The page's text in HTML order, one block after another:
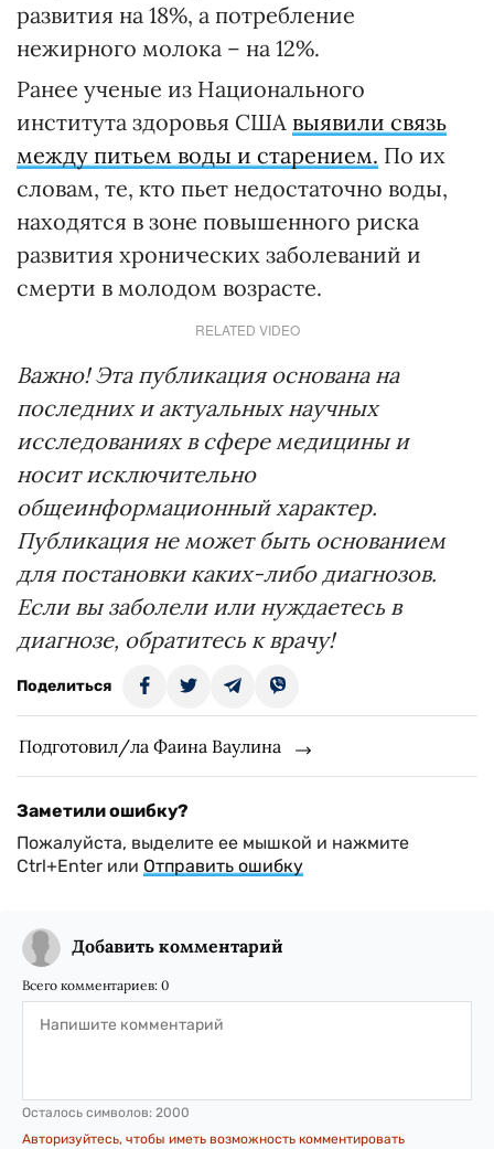
развития на 18%, а потребление
нежирного молока – на 12%.
Ранее ученые из Национального
института здоровья США выявили связь
между питьем воды и старением. По их
словам, те, кто пьет недостаточно воды,
находятся в зоне повышенного риска
развития хронических заболеваний и
смерти в молодом возрасте.
RELATED VIDEO
Важно! Эта публикация основана на
последних и актуальных научных
исследованиях в сфере медицины и
носит исключительно
общеинформационный характер.
Публикация не может быть основанием
для постановки каких-либо диагнозов.
Если вы заболели или нуждаетесь в
диагнозе, обратитесь к врачу!
Поделиться
Подготовил/ла Фаина Ваулина
Заметили ошибку?
Пожалуйста, выделите ее мышкой и нажмите
Ctrl+Enter или Отправить ошибку
Добавить комментарий
Всего комментариев: 0
Осталось символов: 2000
Авторизуйтесь, чтобы иметь возможность комментировать